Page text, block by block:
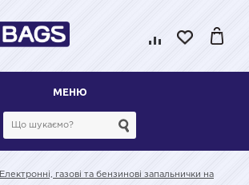
МЕНЮ
Електронні, газові та бензинові запальнички на